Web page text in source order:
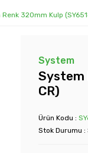
320mm Kulp
System
System
CR)
Ürün Kodu :
Stok Durumu :